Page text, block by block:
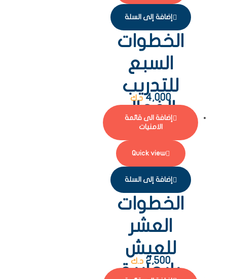
إضافة إلى السلة
الخطوات
السبع
للتدريب
الفعال
4,000 د.ك
إضافة الى قائمة
الامنيات
Quick view
إضافة إلى السلة
الخطوات
العشر
للعيش
بإيجابية
2,500 د.ك